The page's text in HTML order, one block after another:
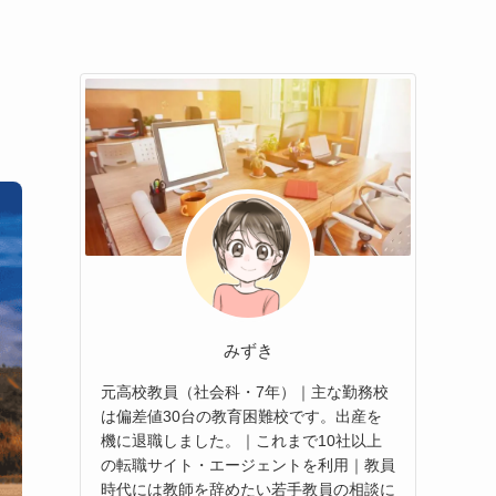
みずき
元高校教員（社会科・7年）｜主な勤務校
は偏差値30台の教育困難校です。出産を
機に退職しました。｜これまで10社以上
の転職サイト・エージェントを利用｜教員
時代には教師を辞めたい若手教員の相談に